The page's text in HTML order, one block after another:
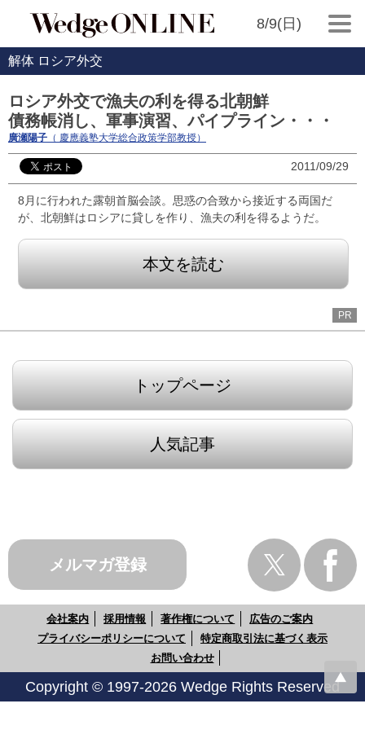
8/9(日)
解体 ロシア外交
ロシア外交で漁夫の利を得る北朝鮮
債務帳消し、軍事演習、パイプライン・・・
廣瀬陽子 （ 慶應義塾大学総合政策学部教授）
2011/09/29
8月に行われた露朝首脳会談。思惑の合致から接近する両国だ
が、北朝鮮はロシアに貸しを作り、漁夫の利を得るようだ。
本文を読む
PR
トップページ
人気記事
メルマガ登録
会社案内 採用情報 著作権について
広告のご案内
プライバシーポリシーについて
特定商取引法に基づく表示
お問い合わせ
Copyright © 1997-2026 Wedge Rights Reserved